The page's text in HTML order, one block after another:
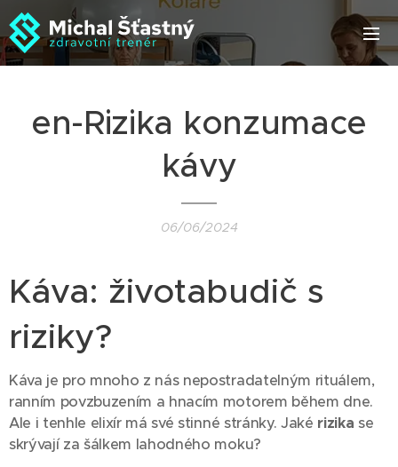
en-Rizika konzumace
kávy
06/06/2024
Káva: životabudič s
riziky?
Káva je pro mnoho z nás nepostradatelným rituálem,
ranním povzbuzením a hnacím motorem během dne.
Ale i tenhle elixír má své stinné stránky. Jaké rizika se
skrývají za šálkem lahodného moku?